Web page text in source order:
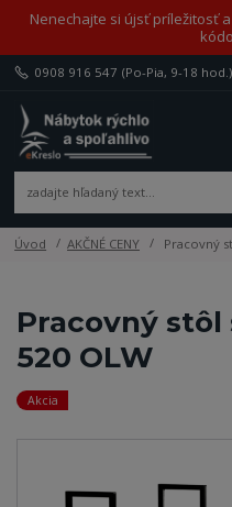
Nenechajte si újsť príležitosť
0908 916 547 (Po-Pia, 9-18 hod.)
Úvod AKČNÉ CENY Pracovný
Pracovný stôl
520 OLW
Akcia